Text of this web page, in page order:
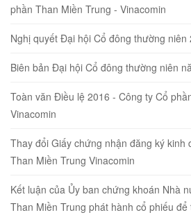
phần Than Miền Trung - Vinacomin
Nghị quyết Đại hội Cổ đông thường niên
Biên bản Đại hội Cổ đông thường niên
Toàn văn Điều lệ 2016 - Công ty Cổ
Vinacomin
Thay đổi Giấy chứng nhận đăng ký kinh
Than Miền Trung Vinacomin
Kết luận của Ủy ban chứng khoán Nhà
Than Miền Trung phát hành cổ phiếu